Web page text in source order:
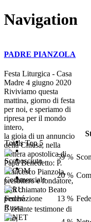
Navigation
PADRE PIANZOLA
Festa Liturgica - Casa
Madre 4 giugno 2020
Riviviamo questa
mattina, giorno di festa
per noi, e speriamo di
ripresa per il mondo
intero,
la gioia di un annuncio
della Chiesa, nella
Lettera apostolica di
Papa Benedetto: P.
Francesco Pianzola,
presbitero e fondatore,
sarà chiamato Beato
perché
 zelante testimone di
Dio;
Totals Top 5
59 %
20 %
13 %